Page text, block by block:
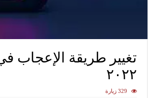
تغيير طريقة الإعجاب
٢٠٢٢
329 زيارة